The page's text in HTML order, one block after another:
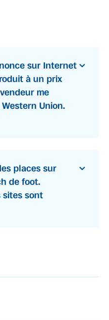
sur Internet
à un prix
me
Union.
places sur
de foot.
sites sont